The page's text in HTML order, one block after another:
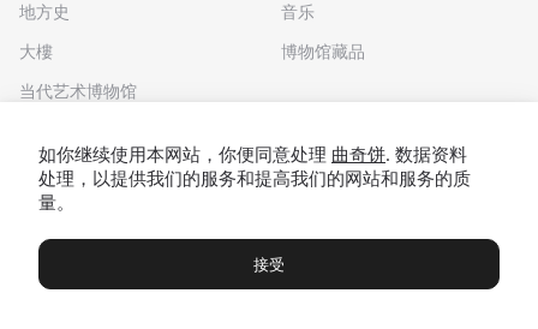
地方史
大樓
当代艺术博物馆
音乐
博物馆藏品
博物馆 展览及展览 Чаты Вы
如你继续使用本网站，你便同意处理 曲奇饼. 数据资料
处理，以提供我们的服务和提高我们的网站和服务的质
量。
接受